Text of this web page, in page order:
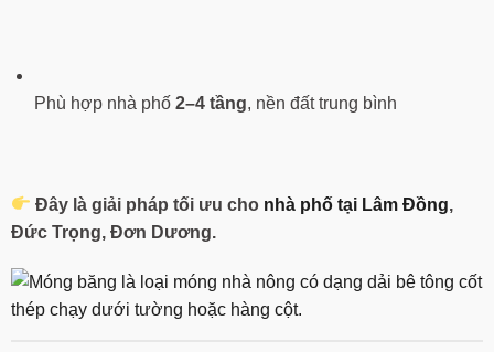
Phù hợp nhà phố 2–4 tầng, nền đất trung bình
Đây là giải pháp tối ưu cho nhà phố tại Lâm Đồng,
Đức Trọng, Đơn Dương.